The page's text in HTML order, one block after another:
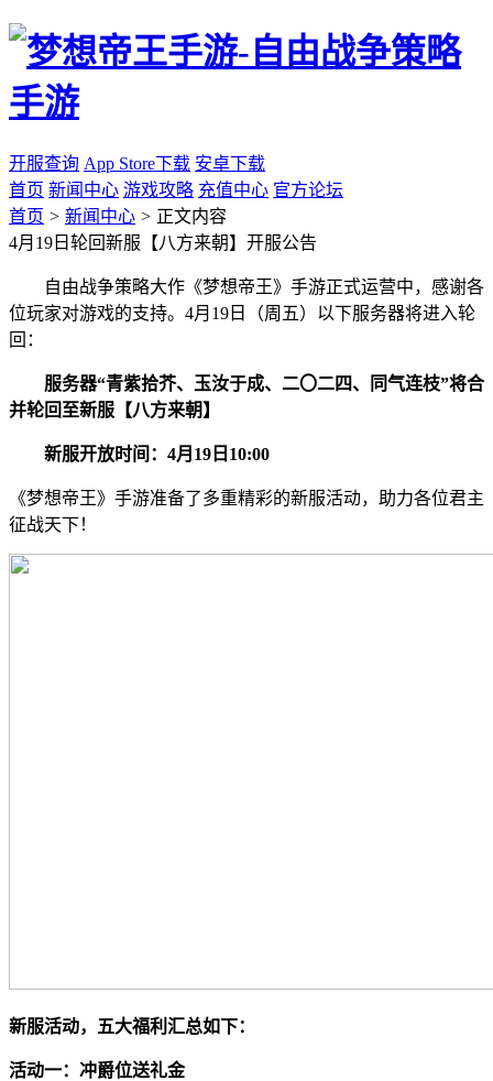
开服查询 App Store下载 安卓下载
首页 新闻中心 游戏攻略 充值中心 官方论坛
首页 > 新闻中心 > 正文内容
4月19日轮回新服【八方来朝】开服公告
自由战争策略大作《梦想帝王》手游正式运营中，感谢各
位玩家对游戏的支持。4月19日（周五）以下服务器将进入轮
回：
服务器“青紫拾芥、玉汝于成、二〇二四、同气连枝”将合
并轮回至新服【八方来朝】
新服开放时间：4月19日10:00
《梦想帝王》手游准备了多重精彩的新服活动，助力各位君主
征战天下！
新服活动，五大福利汇总如下：
活动一：冲爵位送礼金